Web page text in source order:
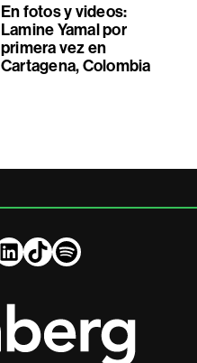
En fotos y videos:
Lamine Yamal por
primera vez en
Cartagena, Colombia